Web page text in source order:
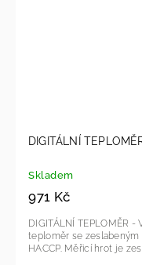
DIGITÁLNÍ
Skladem
971 Kč
DIGITÁLNÍ TEPLOMĚR -
teploměr se zeslabeným hrotem. Teploměr
HACCP. Měřicí hrot je